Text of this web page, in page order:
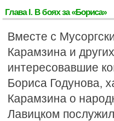
Глава I. В боях за «Бориса»
Вместе с
Карамзина и
интересовавшие
Бориса Годунова,
Карамзина о
Лавицком